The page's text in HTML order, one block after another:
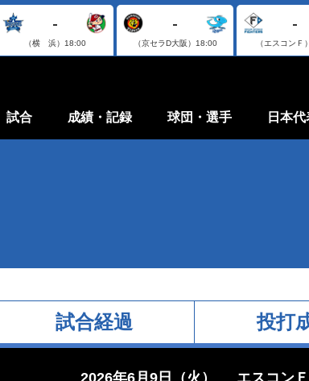
-
（横 浜） 18:00
-
（京セラD大阪） 18:00
-
（エスコンＦ）
試合 成績・記録 球団・選手 日本代
試合経過 投打
2026年6月9日（火） エスコンＦ